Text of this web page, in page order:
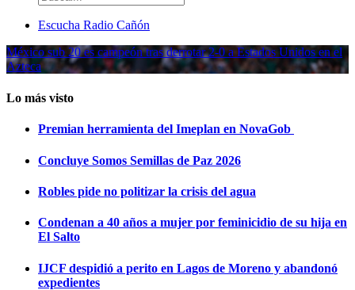
Escucha Radio Cañón
México sub 20 es campeón tras derrotar 2-0 a Estados Unidos en el
Azteca
Lo más visto
Premian herramienta del Imeplan en NovaGob
Concluye Somos Semillas de Paz 2026
Robles pide no politizar la crisis del agua
Condenan a 40 años a mujer por feminicidio de su hija en
El Salto
IJCF despidió a perito en Lagos de Moreno y abandonó
expedientes